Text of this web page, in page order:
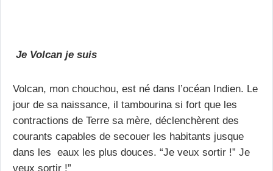
Je Volcan je suis
Volcan, mon chouchou, est né dans l’océan Indien. Le
jour de sa naissance, il tambourina si fort que les
contractions de Terre sa mère, déclenchèrent des
courants capables de secouer les habitants jusque
dans les eaux les plus douces. “Je veux sortir !” Je
veux sortir !”